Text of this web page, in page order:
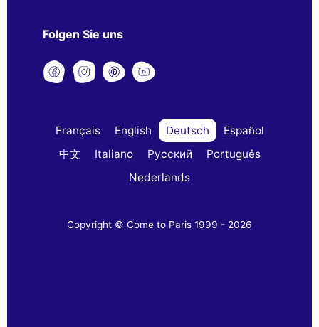
Folgen Sie uns
Français English Deutsch
Español
中文
Italiano Русский
Português
Nederlands
Copyright © Come to Paris 1999 - 2026